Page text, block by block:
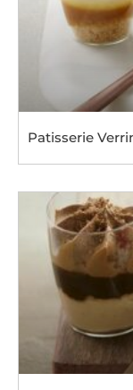
Patisserie